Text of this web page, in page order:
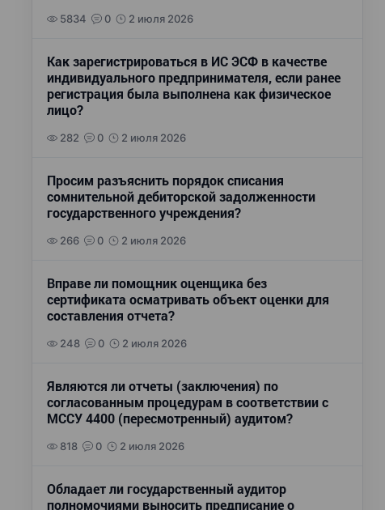
5834 0 2 июля 2026
Как зарегистрироваться в ИС ЭСФ в качестве
индивидуального предпринимателя, если ранее
регистрация была выполнена как физическое
лицо?
282 0 2 июля 2026
Просим разъяснить порядок списания
сомнительной дебиторской задолженности
государственного учреждения?
266 0 2 июля 2026
Вправе ли помощник оценщика без
сертификата осматривать объект оценки для
составления отчета?
248 0 2 июля 2026
Являются ли отчеты (заключения) по
согласованным процедурам в соответствии с
МССУ 4400 (пересмотренный) аудитом?
818 0 2 июля 2026
Обладает ли государственный аудитор
полномочиями выносить предписание о